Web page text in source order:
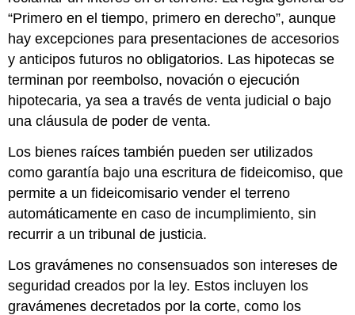
“Primero en el tiempo, primero en derecho”, aunque
hay excepciones para presentaciones de accesorios
y anticipos futuros no obligatorios. Las hipotecas se
terminan por reembolso, novación o ejecución
hipotecaria, ya sea a través de venta judicial o bajo
una cláusula de poder de venta.
Los bienes raíces también pueden ser utilizados
como garantía bajo una escritura de fideicomiso, que
permite a un fideicomisario vender el terreno
automáticamente en caso de incumplimiento, sin
recurrir a un tribunal de justicia.
Los gravámenes no consensuados son intereses de
seguridad creados por la ley. Estos incluyen los
gravámenes decretados por la corte, como los